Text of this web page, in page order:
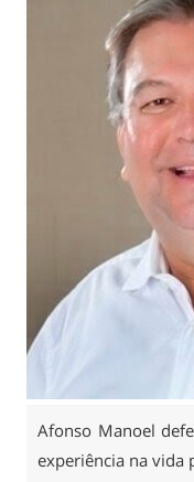
Afonso Manoel
experiência na